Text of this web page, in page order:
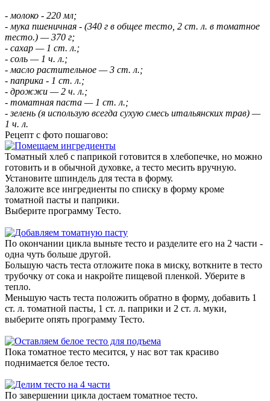
- молоко - 220 мл;
- мука пшеничная - (340 г в общее тесто, 2 ст. л. в томатное
тесто.) — 370 г;
- сахар — 1 ст. л.;
- соль — 1 ч. л.;
- масло растительное — 3 ст. л.;
- паприка - 1 ст. л.;
- дрожжи — 2 ч. л.;
- томатная паста — 1 ст. л.;
- зелень (я использую всегда сухую смесь итальянских трав) —
1 ч. л.
Рецепт с фото пошагово:
Томатный хлеб с паприкой готовится в хлебопечке, но можно
готовить и в обычной духовке, а тесто месить вручную.
Установите шпиндель для теста в форму.
Заложите все ингредиенты по списку в форму кроме
томатной пасты и паприки.
Выберите программу Тесто.
По окончании цикла выньте тесто и разделите его на 2 части -
одна чуть больше другой.
Большую часть теста отложите пока в миску, воткните в тесто
трубочку от сока и накройте пищевой пленкой. Уберите в
тепло.
Меньшую часть теста положить обратно в форму, добавить 1
ст. л. томатной пасты, 1 ст. л. паприки и 2 ст. л. муки,
выберите опять программу Тесто.
Пока томатное тесто месится, у нас вот так красиво
поднимается белое тесто.
По завершении цикла достаем томатное тесто.